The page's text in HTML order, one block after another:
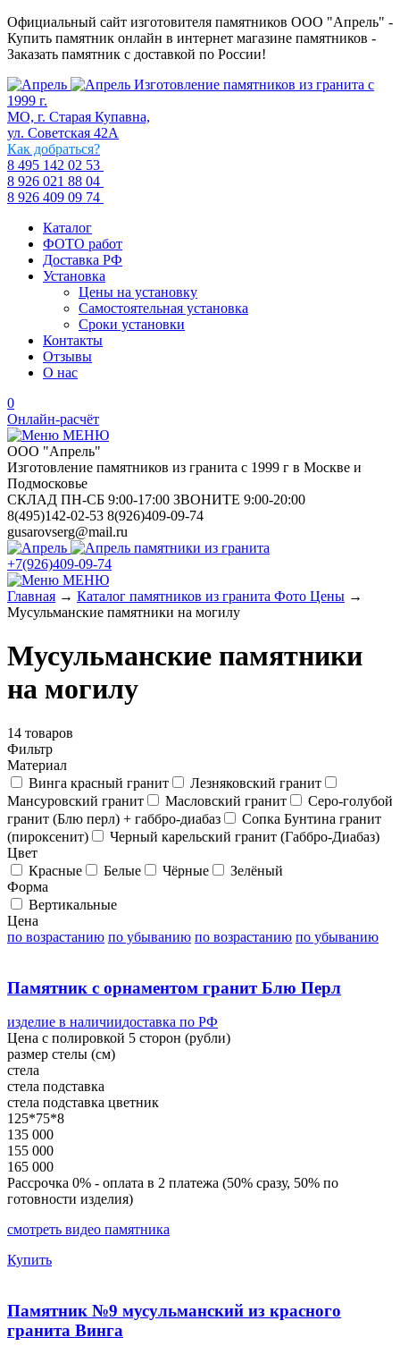
Официальный сайт изготовителя памятников ООО "Апрель" -
Купить памятник онлайн в интернет магазине памятников -
Заказать памятник с доставкой по России!
Изготовление памятников из гранита с
1999 г.
МО, г. Старая Купавна,
ул. Советская 42А
Как добраться?
8 495 142 02 53
8 926 021 88 04
8 926 409 09 74
Каталог
ФОТО работ
Доставка РФ
Установка
Цены на установку
Самостоятельная установка
Сроки установки
Контакты
Отзывы
О нас
0
Онлайн-расчёт
МЕНЮ
ООО "Апрель"
Изготовление памятников из гранита с 1999 г в Москве и
Подмосковье
СКЛАД ПН-СБ 9:00-17:00 ЗВОНИТЕ 9:00-20:00
8(495)142-02-53 8(926)409-09-74
gusarovserg@mail.ru
памятники из гранита
+7(926)409-09-74
МЕНЮ
Главная → Каталог памятников из гранита Фото Цены →
Мусульманские памятники на могилу
Мусульманские памятники
на могилу
14 товаров
Фильтр
Материал
Винга красный гранит
Лезняковский гранит
Мансуровский гранит
Масловский гранит
Серо-голубой
гранит (Блю перл) + габбро-диабаз
Сопка Бунтина гранит
(пироксенит)
Черный карельский гранит (Габбро-Диабаз)
Цвет
Красные
Белые Чёрные
Зелёный
Форма
Вертикальные
Цена
по возрастанию по убыванию по возрастанию по убыванию
Памятник с орнаментом гранит Блю Перл
изделие в наличиидоставка по РФ
Цена с полировкой 5 сторон (рубли)
размер стелы (см)
стела
стела подставка
стела подставка цветник
125*75*8
135 000
155 000
165 000
Рассрочка 0% - оплата в 2 платежа (50% сразу, 50% по
готовности изделия)
смотреть видео памятника
Купить
Памятник №9 мусульманский из красного
гранита Винга